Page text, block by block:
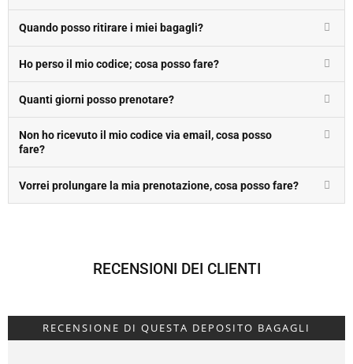
Quando posso ritirare i miei bagagli?
Ho perso il mio codice; cosa posso fare?
Quanti giorni posso prenotare?
Non ho ricevuto il mio codice via email, cosa posso
fare?
Vorrei prolungare la mia prenotazione, cosa posso fare?
RECENSIONI DEI CLIENTI
RECENSIONE DI QUESTA DEPOSITO BAGAGLI